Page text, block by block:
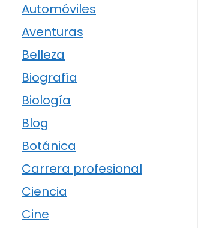
Automóviles
Aventuras
Belleza
Biografía
Biología
Blog
Botánica
Carrera profesional
Ciencia
Cine